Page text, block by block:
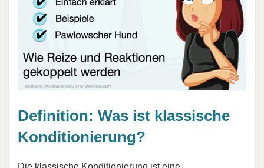
Definition: Was ist klassische
Konditionierung?